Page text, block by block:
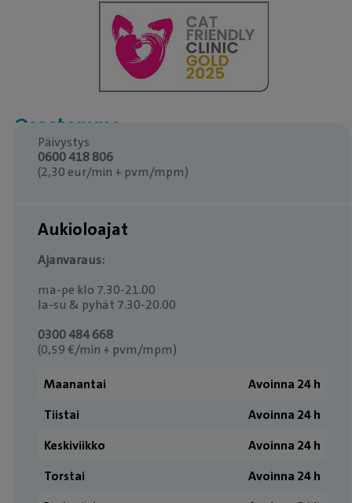
Osastomme
Päivystys
0600 418 806
(2,30 eur/min + pvm/mpm)
Aukioloajat
Ajanvaraus:
ma-pe klo 7.30-21.00
la-su & pyhät 7.30-20.00
0300 484 668
(0,59 €/min + pvm/mpm)
Maanantai
Avoinna 24 h
Tiistai
Avoinna 24 h
Keskiviikko
Avoinna 24 h
Torstai
Avoinna 24 h